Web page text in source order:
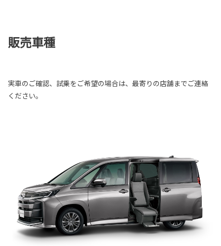
販売車種
実車のご確認、試乗をご希望の場合は、最寄りの店舗までご連絡
ください。